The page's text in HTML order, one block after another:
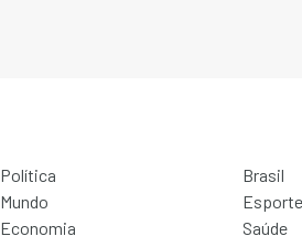
Política
Brasil
Mundo
Esporte
Economia
Saúde